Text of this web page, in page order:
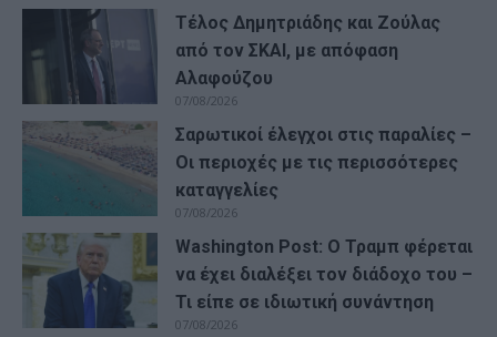
Τέλος Δημητριάδης και Ζούλας
από τον ΣΚΑΙ, με απόφαση
Αλαφούζου
07/08/2026
Σαρωτικοί έλεγχοι στις παραλίες –
Οι περιοχές με τις περισσότερες
καταγγελίες
07/08/2026
Washington Post: Ο Τραμπ φέρεται
να έχει διαλέξει τον διάδοχο του –
Τι είπε σε ιδιωτική συνάντηση
07/08/2026